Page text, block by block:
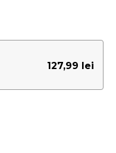
127,99 lei